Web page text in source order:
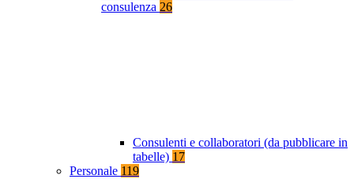
consulenza 26
Consulenti e collaboratori (da pubblicare in
tabelle) 17
Personale 119